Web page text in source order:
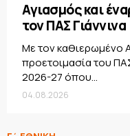
Αγιασμός και
τον ΠΑΣ Γιάννινα
Με τον καθιερωμένο
προετοιμασία του
2026-27 όπου...
04.08.2026